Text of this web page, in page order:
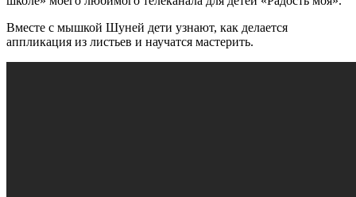
Вместе с мышкой Шуней дети узнают, как делается
аппликация из листьев и научатся мастерить.